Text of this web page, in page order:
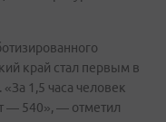
край стал первым в
1,5 часа человек
— 540», — отметил